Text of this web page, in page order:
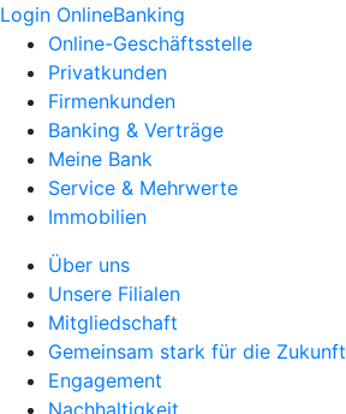
Login OnlineBanking
Online-Geschäftsstelle
Privatkunden
Firmenkunden
Banking & Verträge
Meine Bank
Service & Mehrwerte
Immobilien
Über uns
Unsere Filialen
Mitgliedschaft
Gemeinsam stark für die Zukunft
Engagement
Nachhaltigkeit